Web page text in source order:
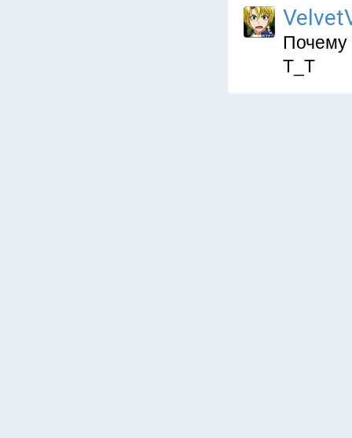
Почему
Т_Т